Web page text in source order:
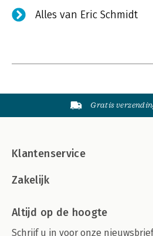
Alles van Eric Schmidt
Gratis
Klantenservice
Zakelijk
Altijd op de hoogte
Schrijf u in voor onze